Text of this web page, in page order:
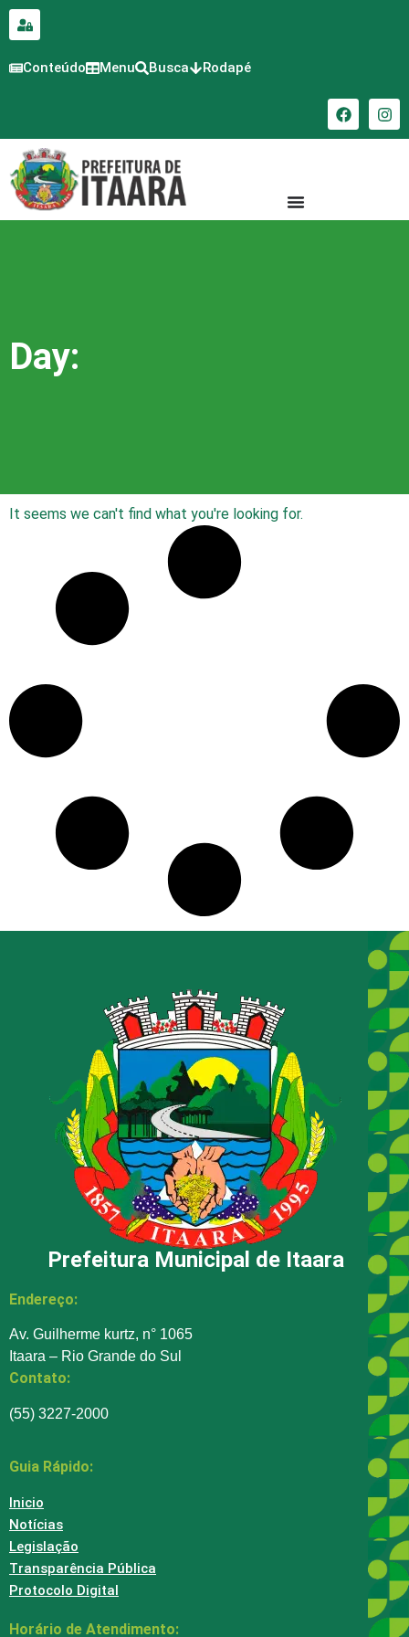
conteúdo
Conteúdo Menu Busca Rodapé
Day:
It seems we can't find what you're looking for.
Prefeitura Municipal de Itaara
Endereço:
Av. Guilherme kurtz, n° 1065
Itaara – Rio Grande do Sul
Contato:
(55) 3227-2000
Guia Rápido:
Inicio
Notícias
Legislação
Transparência Pública
Protocolo Digital
Horário de Atendimento: